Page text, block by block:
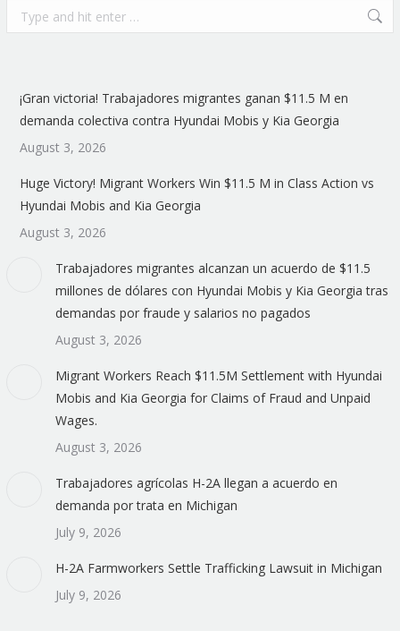
Search:
¡Gran victoria! Trabajadores migrantes ganan $11.5 M en
demanda colectiva contra Hyundai Mobis y Kia Georgia
August 3, 2026
Huge Victory! Migrant Workers Win $11.5 M in Class Action vs
Hyundai Mobis and Kia Georgia
August 3, 2026
Trabajadores migrantes alcanzan un acuerdo de $11.5
millones de dólares con Hyundai Mobis y Kia Georgia tras
demandas por fraude y salarios no pagados
August 3, 2026
Migrant Workers Reach $11.5M Settlement with Hyundai
Mobis and Kia Georgia for Claims of Fraud and Unpaid
Wages.
August 3, 2026
Trabajadores agrícolas H-2A llegan a acuerdo en
demanda por trata en Michigan
July 9, 2026
H-2A Farmworkers Settle Trafficking Lawsuit in Michigan
July 9, 2026